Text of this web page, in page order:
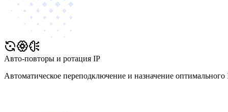
Авто-повторы и ротация IP
Автоматическое переподключение и назначение оптимального